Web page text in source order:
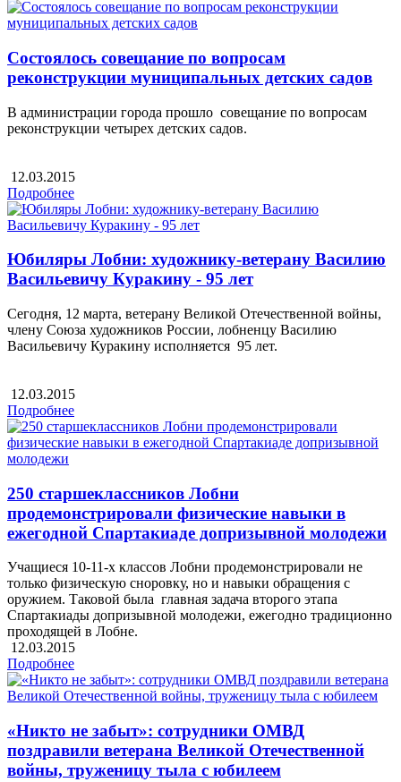
Состоялось совещание по вопросам
реконструкции муниципальных детских садов
В администрации города прошло совещание по вопросам
реконструкции четырех детских садов.
12.03.2015
Подробнее
Юбиляры Лобни: художнику-ветерану Василию
Васильевичу Куракину - 95 лет
Сегодня, 12 марта, ветерану Великой Отечественной войны,
члену Союза художников России, лобненцу Василию
Васильевичу Куракину исполняется 95 лет.
12.03.2015
Подробнее
250 старшеклассников Лобни
продемонстрировали физические навыки в
ежегодной Спартакиаде допризывной молодежи
Учащиеся 10-11-х классов Лобни продемонстрировали не
только физическую сноровку, но и навыки обращения с
оружием. Таковой была главная задача второго этапа
Спартакиады допризывной молодежи, ежегодно традиционно
проходящей в Лобне.
12.03.2015
Подробнее
«Никто не забыт»: сотрудники ОМВД
поздравили ветерана Великой Отечественной
войны, труженицу тыла с юбилеем